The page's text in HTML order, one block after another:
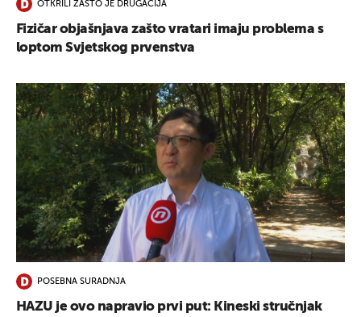
OTKRILI ZAŠTO JE DRUGAČIJA
Fizičar objašnjava zašto vratari imaju problema s
loptom Svjetskog prvenstva
POSEBNA SURADNJA
HAZU je ovo napravio prvi put: Kineski stručnjak